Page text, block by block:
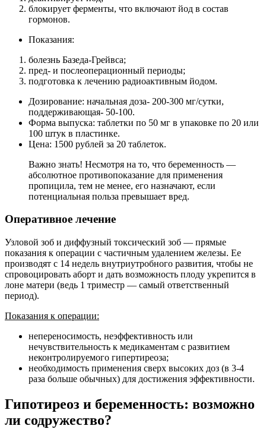
блокирует ферменты, что включают йод в состав
гормонов.
Показания:
болезнь Базеда-Грейвса;
пред- и послеоперационный периоды;
подготовка к лечению радиоактивным йодом.
Дозирование: начальная доза- 200-300 мг/сутки,
поддерживающая- 50-100.
Форма выпуска: таблетки по 50 мг в упаковке по 20 или
100 штук в пластинке.
Цена: 1500 рублей за 20 таблеток.
Важно знать! Несмотря на то, что беременность —
абсолютное противопоказание для применения
пропицила, тем не менее, его назначают, если
потенциальная польза превышает вред.
Оперативное лечение
Узловой зоб и диффузный токсический зоб — прямые
показания к операции с частичным удалением железы. Ее
производят с 14 недель внутриутробного развития, чтобы не
спровоцировать аборт и дать возможность плоду укрепится в
лоне матери (ведь 1 триместр — самый ответственный
период).
Показания к операции:
непереносимость, неэффективность или
нечувствительность к медикаментам с развитием
неконтролируемого гипертиреоза;
необходимость применения сверх высоких доз (в 3-4
раза больше обычных) для достижения эффективности.
Гипотиреоз и беременность: возможно
ли содружество?